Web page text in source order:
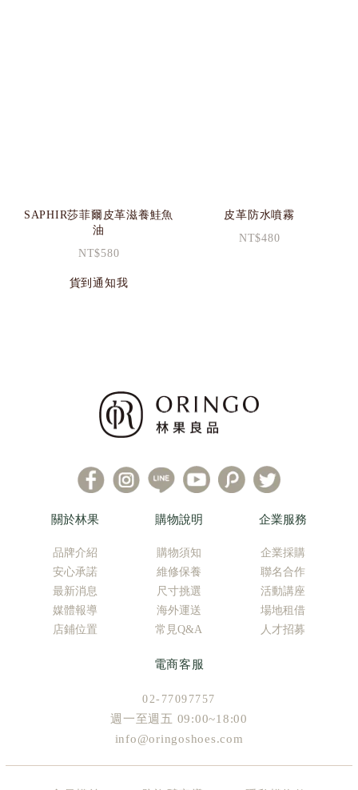
貨到通知我
SAPHIR莎菲爾皮革滋養鮭魚
油
NT$580
皮革防水噴霧
NT$480
關於林果
品牌介紹
安心承諾
最新消息
媒體報導
店鋪位置
購物說明
購物須知
維修保養
尺寸挑選
海外運送
常見Q&A
企業服務
企業採購
聯名合作
活動講座
場地租借
人才招募
電商客服
02-77097757
週一至週五 09:00~18:00
info@oringoshoes.com